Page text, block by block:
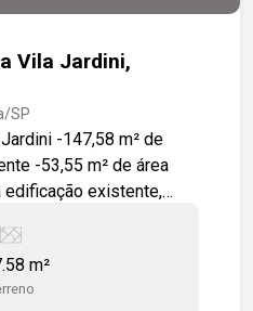
Vila Jardini,
SP
m² de
-53,55 m² de área
existente,
Antônio -A 8
-A 10 minutos da
-Fácil acesso à Avenida
m²